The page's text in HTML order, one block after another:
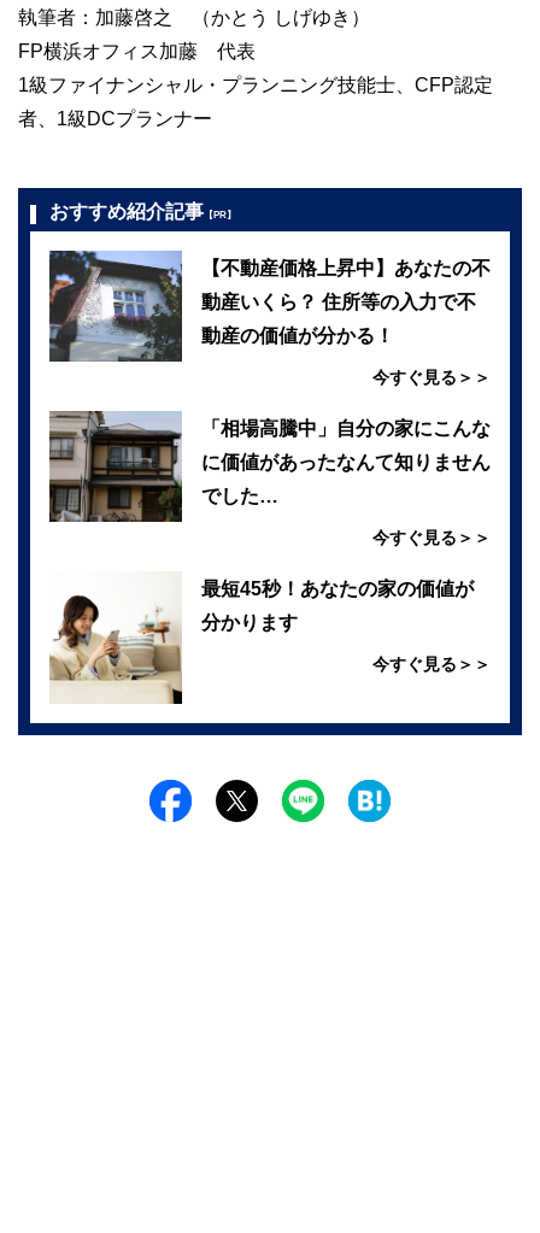
執筆者：加藤啓之 （かとう しげゆき）
FP横浜オフィス加藤 代表
1級ファイナンシャル・プランニング技能士、CFP認定
者、1級DCプランナー
おすすめ紹介記事 【PR】
【不動産価格上昇中】あなたの不
動産いくら？ 住所等の入力で不
動産の価値が分かる！
今すぐ見る＞＞
「相場高騰中」自分の家にこんな
に価値があったなんて知りません
でした…
今すぐ見る＞＞
最短45秒！あなたの家の価値が
分かります
今すぐ見る＞＞